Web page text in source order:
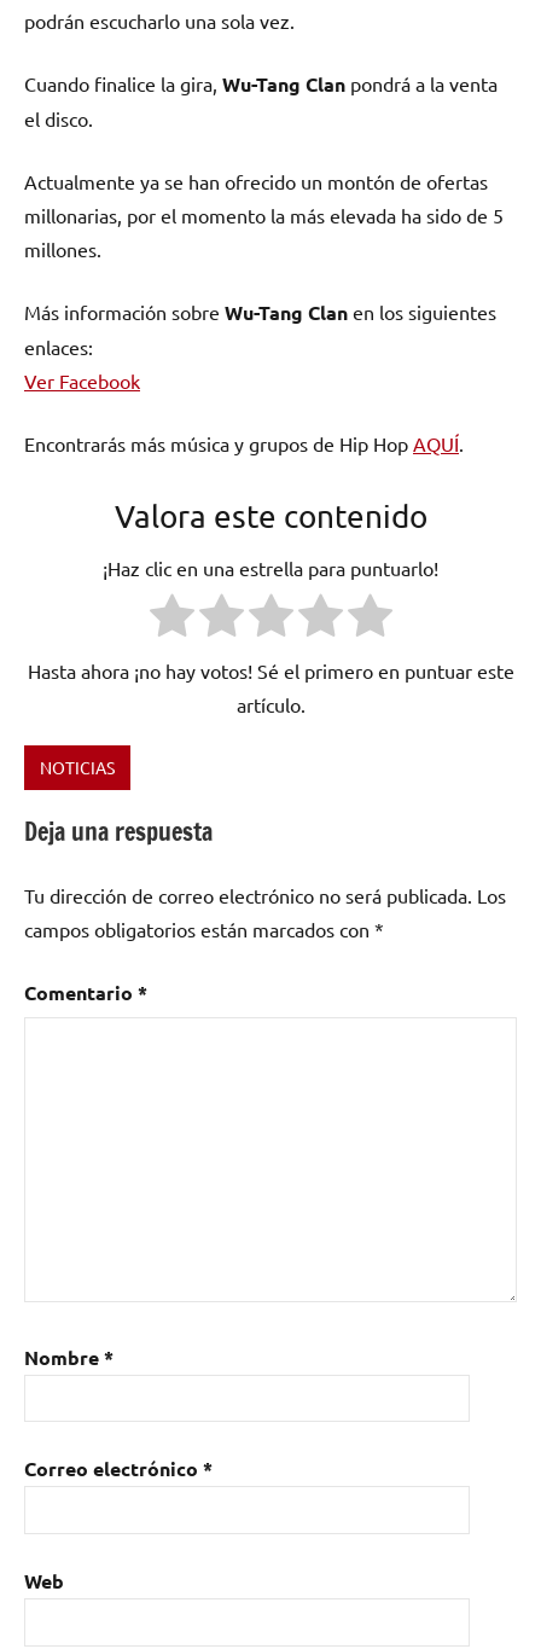
podrán escucharlo una sola vez.
Cuando finalice la gira, Wu-Tang Clan pondrá a la venta
el disco.
Actualmente ya se han ofrecido un montón de ofertas
millonarias, por el momento la más elevada ha sido de 5
millones.
Más información sobre Wu-Tang Clan en los siguientes
enlaces:
Ver Facebook
Encontrarás más música y grupos de Hip Hop AQUÍ
Valora este contenido
¡Haz clic en una estrella para puntuarlo!
Hasta ahora ¡no hay votos! Sé el primero en puntuar este
artículo.
Etiquetado
hip
Wu-
Tang
NOTICIAS
Deja una respuesta
Tu dirección de correo electrónico no será publicada. Los
campos obligatorios están marcados con *
Comentario *
Nombre*
Correo electrónico *
Web